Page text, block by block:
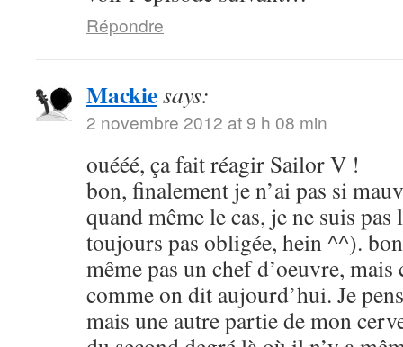
Répondre
Mackiesays:
2 novembre 2012 at 9 h 08 min
ouééé, ça fait réagir Sailor V !
bon, finalement je n’ai pas si
quand même le cas, je ne suis pas
toujours pas obligée, hein ^^).
même pas un chef d’oeuvre,
comme on dit aujourd’hui. Je
mais une autre partie de mon